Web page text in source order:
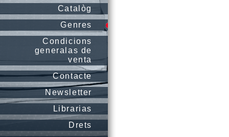
Catalòg
Genres
Condicions
generalas de
venta
Contacte
Newsletter
Librarias
Drets